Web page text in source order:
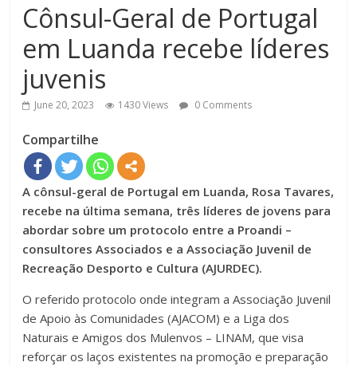
Cônsul-Geral de Portugal
em Luanda recebe líderes
juvenis
June 20, 2023 1430 Views 0 Comments
Compartilhe
A cônsul-geral de Portugal em Luanda, Rosa Tavares,
recebe na última semana, três líderes de jovens para
abordar sobre um protocolo entre a Proandi –
consultores Associados e a Associação Juvenil de
Recreação Desporto e Cultura (AJURDEC).
O referido protocolo onde integram a Associação Juvenil
de Apoio às Comunidades (AJACOM) e a Liga dos
Naturais e Amigos dos Mulenvos – LINAM, que visa
reforçar os laços existentes na promoção e preparação